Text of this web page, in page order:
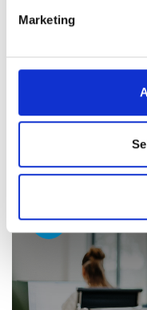
Marketing
2